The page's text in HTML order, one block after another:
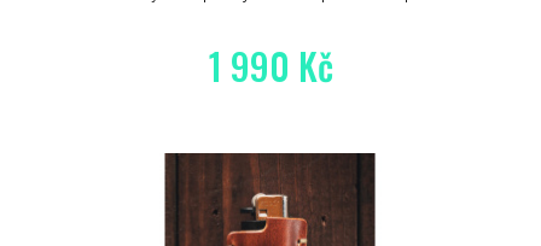
1 990 Kč